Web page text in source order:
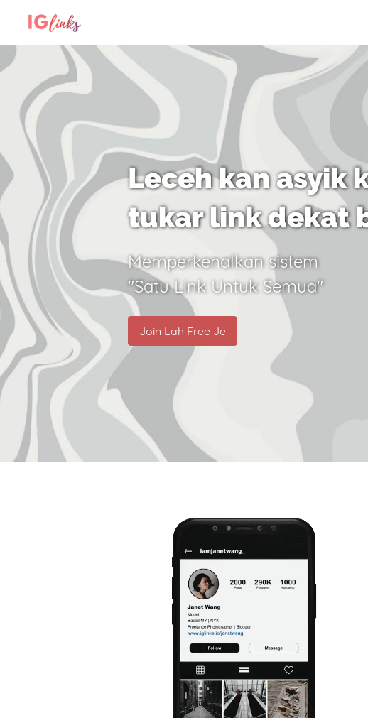
Leceh kan asyik
tukar link dekat
Memperkenalkan sistem
"Satu Link Untuk Semua"
Join Lah Free Je